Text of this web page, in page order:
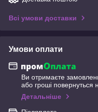
Всі умови доставки
Умови оплати
Ви отримаєте
або гроші повернуться
Детальніше